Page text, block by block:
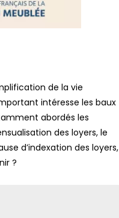
de la vie
intéresse les baux
abordés les
des loyers, le
d’indexation des loyers,
?